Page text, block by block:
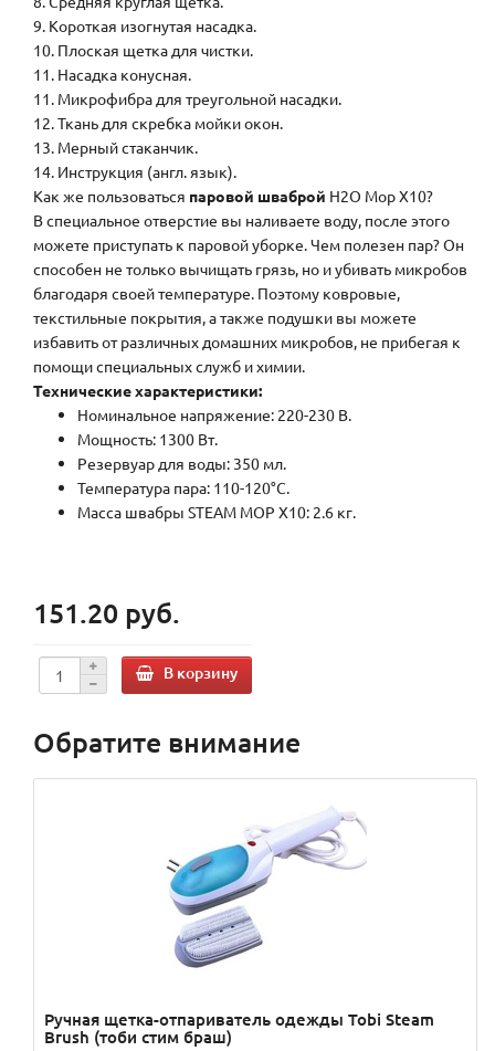
9. Короткая изогнутая насадка.
10. Плоская щетка для чистки.
11. Насадка конусная.
11. Микрофибра для треугольной насадки.
12. Ткань для скребка мойки окон.
13. Мерный стаканчик.
14. Инструкция (англ. язык).
Как же пользоваться паровой шваброй H2O Mop X10?
В специальное отверстие вы наливаете воду, после этого
можете приступать к паровой уборке. Чем полезен пар? Он
способен не только вычищать грязь, но и убивать микробов
благодаря своей температуре. Поэтому ковровые,
текстильные покрытия, а также подушки вы можете
избавить от различных домашних микробов, не прибегая к
помощи специальных служб и химии.
Технические характеристики:
Номинальное напряжение: 220-230 В.
Мощность: 1300 Вт.
Резервуар для воды: 350 мл.
Температура пара: 110-120°С.
Масса швабры STEAM MOP X10: 2.6 кг.
151.20 руб.
В корзину
Обратите внимание
Ручная щетка-отпариватель одежды Tobi Steam
Brush (тоби стим браш)